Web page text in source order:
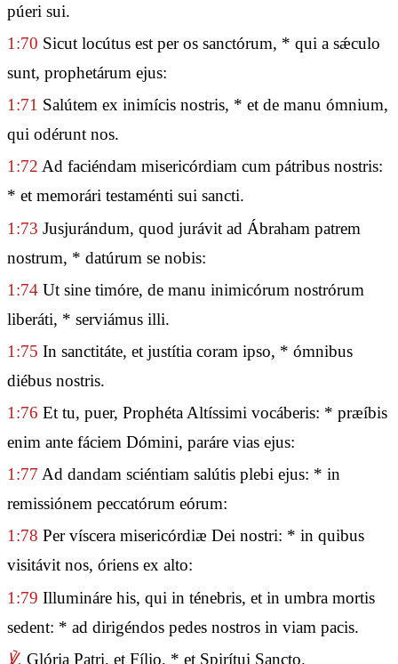
púeri sui.
1:70 Sicut locútus est per os sanctórum, * qui a sǽculo
sunt, prophetárum ejus:
1:71 Salútem ex inimícis nostris, * et de manu ómnium,
qui odérunt nos.
1:72 Ad faciéndam misericórdiam cum pátribus nostris:
* et memorári testaménti sui sancti.
1:73 Jusjurándum, quod jurávit ad Ábraham patrem
nostrum, * datúrum se nobis:
1:74 Ut sine timóre, de manu inimicórum nostrórum
liberáti, * serviámus illi.
1:75 In sanctitáte, et justítia coram ipso, * ómnibus
diébus nostris.
1:76 Et tu, puer, Prophéta Altíssimi vocáberis: * præíbis
enim ante fáciem Dómini, paráre vias ejus:
1:77 Ad dandam sciéntiam salútis plebi ejus: * in
remissiónem peccatórum eórum:
1:78 Per víscera misericórdiæ Dei nostri: * in quibus
visitávit nos, óriens ex alto:
1:79 Illumináre his, qui in ténebris, et in umbra mortis
sedent: * ad dirigéndos pedes nostros in viam pacis.
℣. Glória Patri, et Fílio, * et Spirítui Sancto.